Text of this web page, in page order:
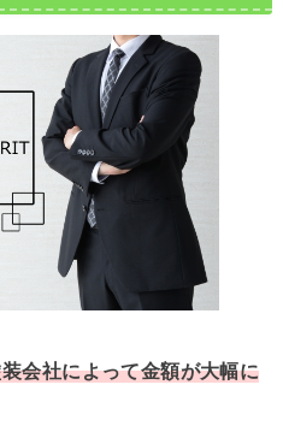
会社によって金額が大幅に